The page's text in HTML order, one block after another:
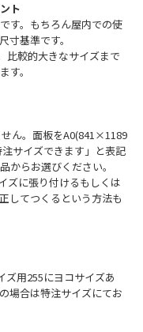
ト
す。もちろん屋内での使
基準です。
比較的大きなサイズまで
す。
ん。面板をA0(841×1189
サイズできます」と表記
からお選びください。
ズに張り付けるもしくは
してつくるという方法も
ズ用255にヨコサイズあ
場合は特注サイズにてお